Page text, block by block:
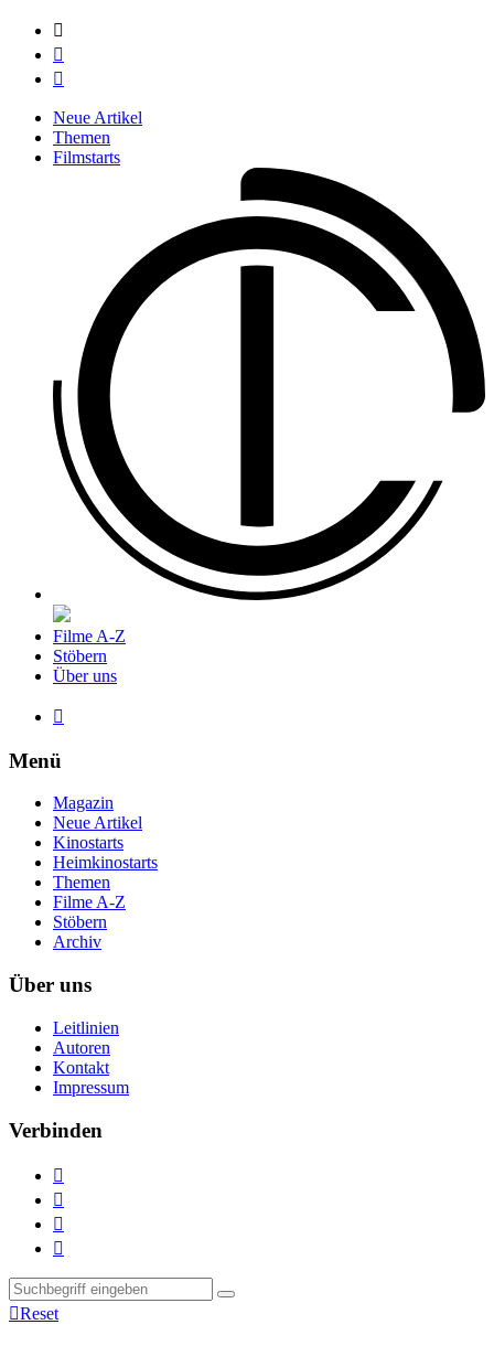



Neue Artikel
Themen
Filmstarts
Filme A-Z
Stöbern
Über uns

Menü
Magazin
Neue Artikel
Kinostarts
Heimkinostarts
Themen
Filme A-Z
Stöbern
Archiv
Über uns
Leitlinien
Autoren
Kontakt
Impressum
Verbinden




Reset